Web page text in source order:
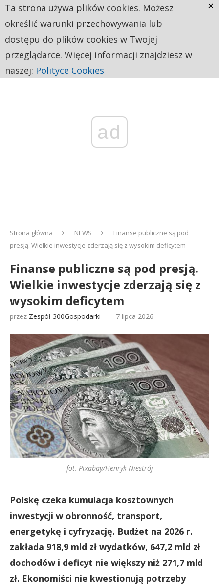
ad
Strona główna NEWS
Finanse publiczne są pod
presją. Wielkie inwestycje zderzają się z wysokim deficytem
Finanse publiczne są pod presją.
Wielkie inwestycje zderzają się z
wysokim deficytem
przez Zespół 300Gospodarki 7 lipca 2026
fot. Pixabay/Henryk Niestrój
Polskę czeka kumulacja kosztownych
inwestycji w obronność, transport,
energetykę i cyfryzację. Budżet na 2026 r.
zakłada 918,9 mld zł wydatków, 647,2 mld zł
dochodów i deficyt nie większy niż 271,7 mld
zł. Ekonomiści nie kwestionują potrzeby
Ta strona używa plików cookies. Możesz
określić warunki przechowywania lub
dostępu do plików cookies w Twojej
przeglądarce. Więcej informacji znajdziesz w
naszej: Polityce Cookies
×